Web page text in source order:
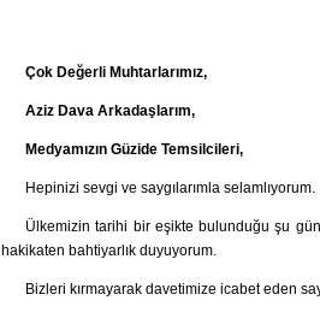
Çok Değerli Muhtarlarımız,
Aziz Dava Arkadaşlarım,
Medyamızın Güzide Temsilcileri,
Hepinizi sevgi ve saygılarımla selamlıyorum.
Ülkemizin tarihi bir eşikte bulunduğu şu
hakikaten bahtiyarlık duyuyorum.
Bizleri kırmayarak davetimize icabet eden